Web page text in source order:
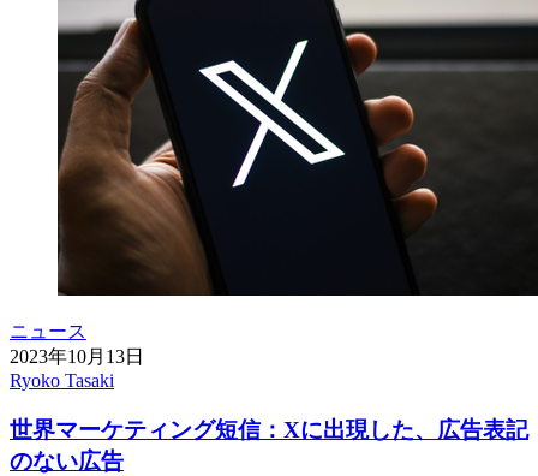
ニュース
2023年10月13日
Ryoko Tasaki
世界マーケティング短信：Xに出現した、広告表記
のない広告